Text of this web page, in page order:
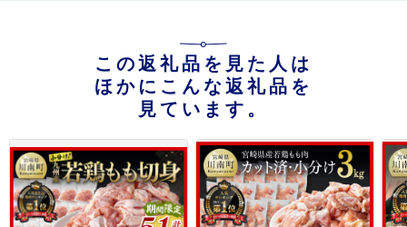
この返礼品を見た人は
ほかにこんな返礼品を
見ています。